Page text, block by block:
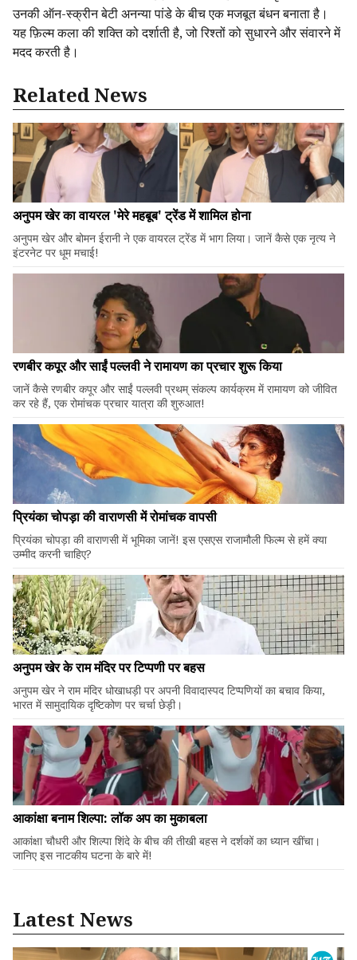
उनकी ऑन-स्क्रीन बेटी अनन्या पांडे के बीच एक मजबूत बंधन बनाता है।
यह फ़िल्म कला की शक्ति को दर्शाती है, जो रिश्तों को सुधारने और संवारने में
मदद करती है।
Related News
अनुपम खेर का वायरल 'मेरे महबूब' ट्रेंड में शामिल होना
अनुपम खेर और बोमन ईरानी ने एक वायरल ट्रेंड में भाग लिया। जानें कैसे एक नृत्य ने
इंटरनेट पर धूम मचाई!
रणबीर कपूर और साईं पल्लवी ने रामायण का प्रचार शुरू किया
जानें कैसे रणबीर कपूर और साईं पल्लवी प्रथम् संकल्प कार्यक्रम में रामायण को जीवित
कर रहे हैं, एक रोमांचक प्रचार यात्रा की शुरुआत!
प्रियंका चोपड़ा की वाराणसी में रोमांचक वापसी
प्रियंका चोपड़ा की वाराणसी में भूमिका जानें! इस एसएस राजामौली फिल्म से हमें क्या
उम्मीद करनी चाहिए?
अनुपम खेर के राम मंदिर पर टिप्पणी पर बहस
अनुपम खेर ने राम मंदिर धोखाधड़ी पर अपनी विवादास्पद टिप्पणियों का बचाव किया,
भारत में सामुदायिक दृष्टिकोण पर चर्चा छेड़ी।
आकांक्षा बनाम शिल्पा: लॉक अप का मुकाबला
आकांक्षा चौधरी और शिल्पा शिंदे के बीच की तीखी बहस ने दर्शकों का ध्यान खींचा।
जानिए इस नाटकीय घटना के बारे में!
Latest News